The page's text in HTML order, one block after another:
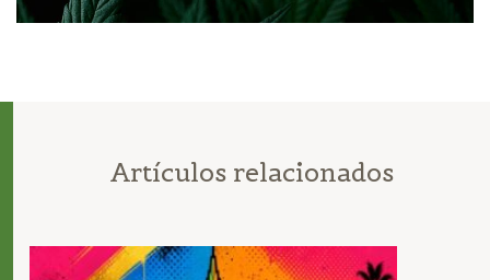
Artículos relacionados